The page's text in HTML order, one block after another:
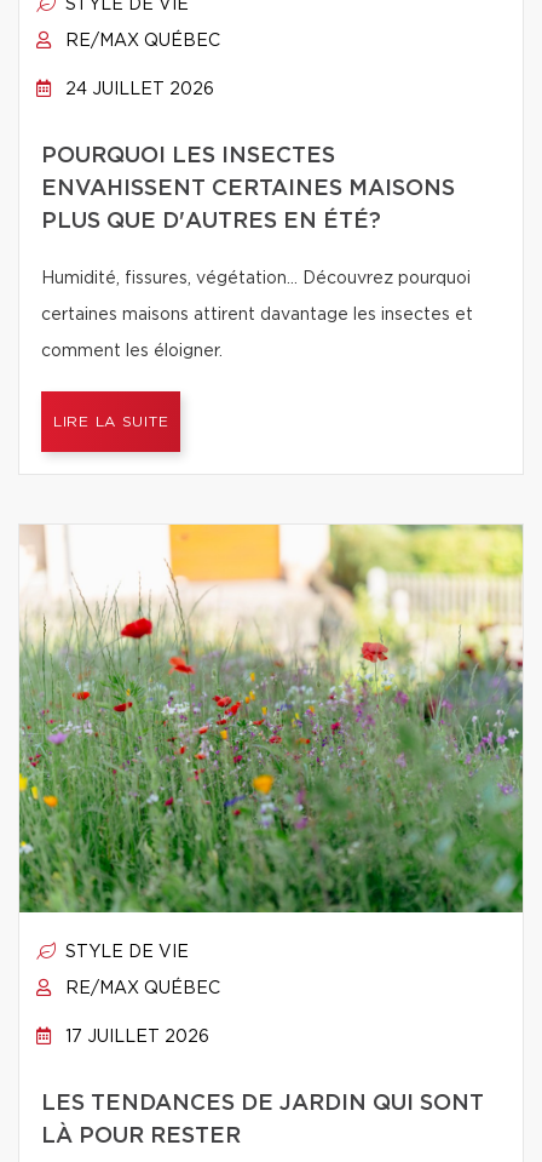
STYLE DE VIE
RE/MAX QUÉBEC
24 JUILLET 2026
POURQUOI LES INSECTES
ENVAHISSENT CERTAINES MAISONS
PLUS QUE D'AUTRES EN ÉTÉ?
Humidité, fissures, végétation… Découvrez pourquoi
certaines maisons attirent davantage les insectes et
comment les éloigner.
LIRE LA SUITE
STYLE DE VIE
RE/MAX QUÉBEC
17 JUILLET 2026
LES TENDANCES DE JARDIN QUI SONT
LÀ POUR RESTER